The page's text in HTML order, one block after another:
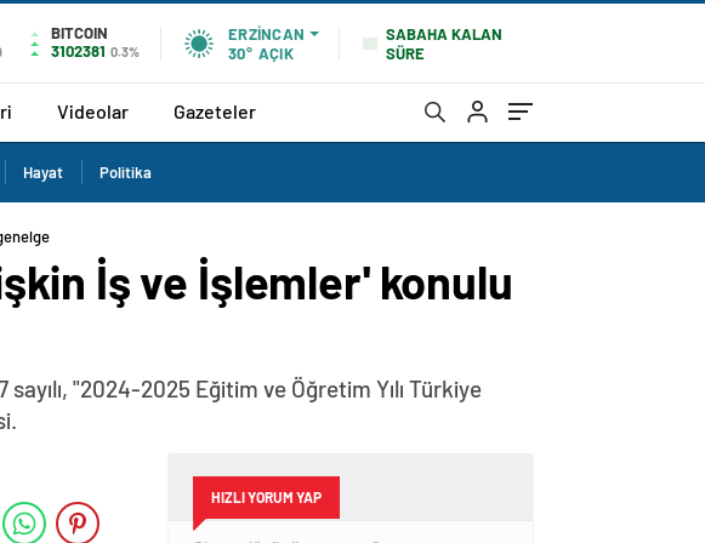
BITCOIN
3102381 0.3%
ERZINCAN
30° AÇIK
SABAHA KALAN
SÜRE
Videolar Gazeteler
Hayat Politika
İş ve İşlemler' konulu
"2024-2025 Eğitim ve Öğretim Yılı Türkiye
HIZLI YORUM YAP